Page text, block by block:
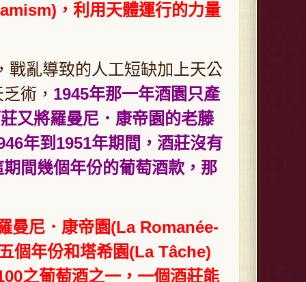
，利用天體運行的力量
亂導致的人工短缺加上天公
術， 1945年那一年酒園只產
又將羅曼尼．康帝園的老藤
年到1951年期間，酒莊沒有
間幾個年份的葡萄酒款，那
曼尼．康帝園(La Romanée-
個年份和塔希園(La Tâche)
之葡萄酒之一，一個酒莊能